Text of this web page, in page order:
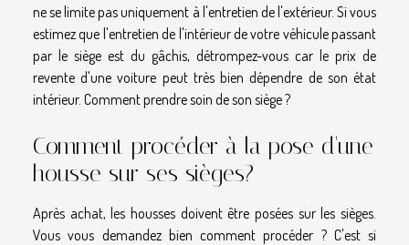
ne se limite pas uniquement à l'entretien de l'extérieur. Si vous
estimez que l'entretien de l'intérieur de votre véhicule passant
par le siège est du gâchis, détrompez-vous car le prix de
revente d'une voiture peut très bien dépendre de son état
intérieur. Comment prendre soin de son siège ?
Comment procéder à la pose d'une
housse sur ses sièges?
Après achat, les housses doivent être posées sur les sièges.
Vous vous demandez bien comment procéder ? C'est si